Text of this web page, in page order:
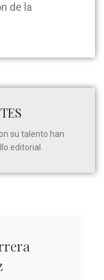
de la
su talento han
editorial.